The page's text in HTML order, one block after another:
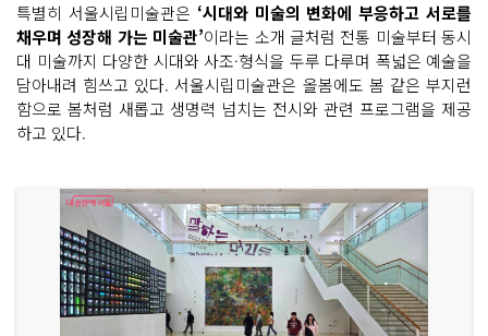
특별히 서울시립미술관은 ‘시대와 미술의 변화에 부응하고 서로를
채우며 성장해 가는 미술관’이라는 소개 글처럼 전통 미술부터 동시
대 미술까지 다양한 시대와 사조·형식을 두루 다루며 폭넓은 예술을
담아내려 힘쓰고 있다. 서울시립미술관은 올봄에도 봄 같은 부지런
함으로 봄처럼 새롭고 생명력 넘치는 전시와 관련 프로그램을 제공
하고 있다.